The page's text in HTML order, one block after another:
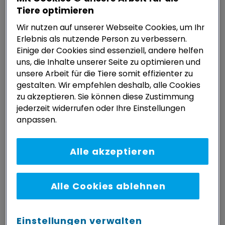
Denn kaum eine Woche vergeht, in der die Medien
„Der Hundeführerschein – per Verwaltungsakt
weiterlesen
DEUTSCHLAND
Tiere optimieren
Wir nutzen auf unserer Webseite Cookies, um Ihr
Erlebnis als nutzende Person zu verbessern.
Einige der Cookies sind essenziell, andere helfen
uns, die Inhalte unserer Seite zu optimieren und
unsere Arbeit für die Tiere somit effizienter zu
gestalten. Wir empfehlen deshalb, alle Cookies
zu akzeptieren. Sie können diese Zustimmung
jederzeit widerrufen oder Ihre Einstellungen
anpassen.
Einstellungen verwalten
Alle Cookies ablehnen
Alle akzeptieren